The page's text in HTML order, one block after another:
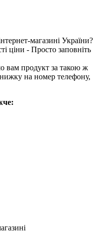
магазині України?
ціни - Просто заповніть
вам продукт за такою ж
на номер телефону,